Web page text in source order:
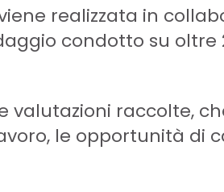
realizzata in
condotto su
valutazioni raccolte,
le opportunità